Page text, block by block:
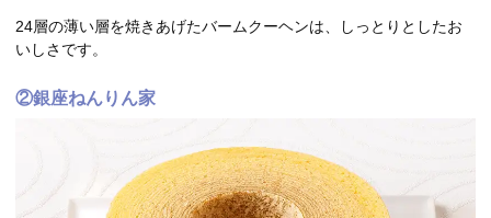
24層の薄い層を焼きあげたバームクーヘンは、しっとりとしたお
いしさです。
②銀座ねんりん家